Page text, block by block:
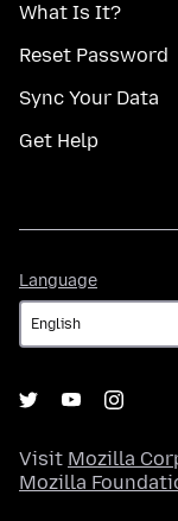
What Is It?
Reset Password
Sync Your Data
Get Help
Language
Visit Mozilla
Mozilla